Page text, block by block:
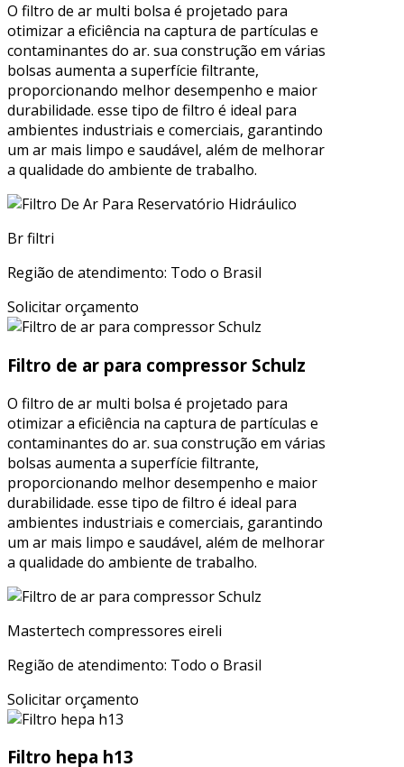
O filtro de ar multi bolsa é projetado para
otimizar a eficiência na captura de partículas e
contaminantes do ar. sua construção em várias
bolsas aumenta a superfície filtrante,
proporcionando melhor desempenho e maior
durabilidade. esse tipo de filtro é ideal para
ambientes industriais e comerciais, garantindo
um ar mais limpo e saudável, além de melhorar
a qualidade do ambiente de trabalho.
Br filtri
Região de atendimento: Todo o Brasil
Solicitar orçamento
Filtro de ar para compressor Schulz
O filtro de ar multi bolsa é projetado para
otimizar a eficiência na captura de partículas e
contaminantes do ar. sua construção em várias
bolsas aumenta a superfície filtrante,
proporcionando melhor desempenho e maior
durabilidade. esse tipo de filtro é ideal para
ambientes industriais e comerciais, garantindo
um ar mais limpo e saudável, além de melhorar
a qualidade do ambiente de trabalho.
Mastertech compressores eireli
Região de atendimento: Todo o Brasil
Solicitar orçamento
Filtro hepa h13